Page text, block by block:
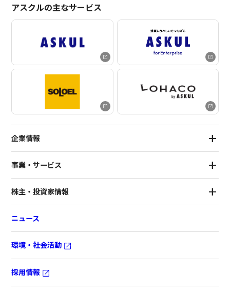
アスクルの主なサービス
企業情報
事業・サービス
株主・投資家情報
ニュース
環境・社会活動
採用情報